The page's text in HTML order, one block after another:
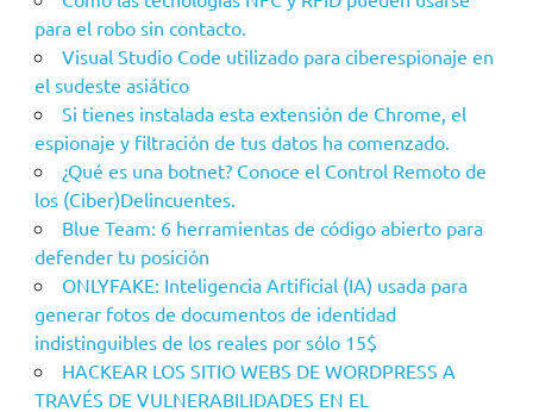
para el robo sin contacto.
Visual Studio Code utilizado para ciberespionaje en
el sudeste asiático
Si tienes instalada esta extensión de Chrome, el
espionaje y filtración de tus datos ha comenzado.
¿Qué es una botnet? Conoce el Control Remoto de
los (Ciber)Delincuentes.
Blue Team: 6 herramientas de código abierto para
defender tu posición
ONLYFAKE: Inteligencia Artificial (IA) usada para
generar fotos de documentos de identidad
indistinguibles de los reales por sólo 15$
HACKEAR LOS SITIO WEBS DE WORDPRESS A
TRAVÉS DE VULNERABILIDADES EN EL